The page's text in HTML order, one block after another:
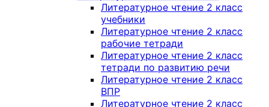
Литературное чтение 2 класс
учебники
Литературное чтение 2 класс
рабочие тетради
Литературное чтение 2 класс
тетради по развитию речи
Литературное чтение 2 класс
ВПР
Литературное чтение 2 класс